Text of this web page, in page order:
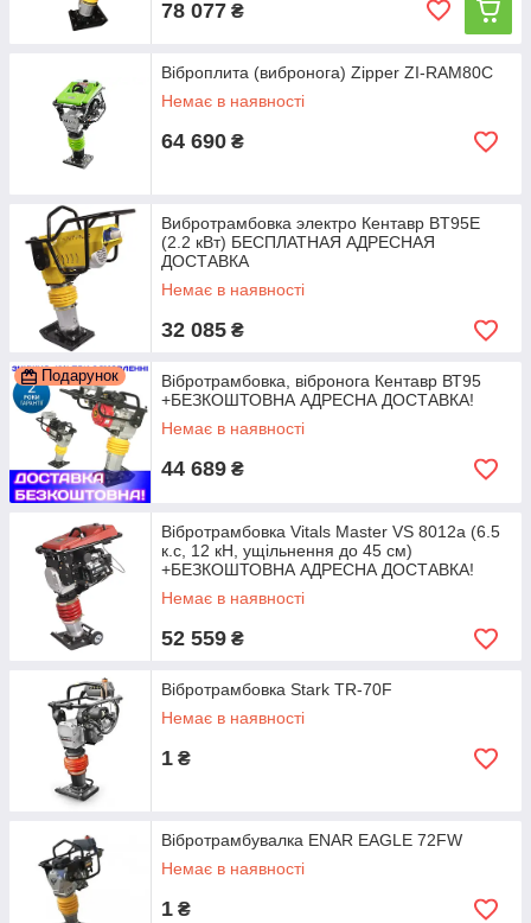
78 077 ₴
Віброплита (вибронога) Zipper ZI-RAM80C
Немає в наявності
64 690 ₴
Вибротрамбовка электро Кентавр BT95E
(2.2 кВт) БЕСПЛАТНАЯ АДРЕСНАЯ
ДОСТАВКА
Немає в наявності
32 085 ₴
Подарунок
Вібротрамбовка, вібронога Кентавр ВТ95
+БЕЗКОШТОВНА АДРЕСНА ДОСТАВКА!
Немає в наявності
44 689 ₴
Вібротрамбовка Vitals Master VS 8012a (6.5
к.с, 12 кН, ущільнення до 45 см)
+БЕЗКОШТОВНА АДРЕСНА ДОСТАВКА!
Немає в наявності
52 559 ₴
Вібротрамбовка Stark TR-70F
Немає в наявності
1 ₴
Вібротрамбувалка ENAR EAGLE 72FW
Немає в наявності
1 ₴